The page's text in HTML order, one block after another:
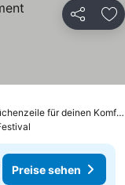
Teilen
Gut ausgestattete Küchenzeile für deinen Komfort
Preise sehen